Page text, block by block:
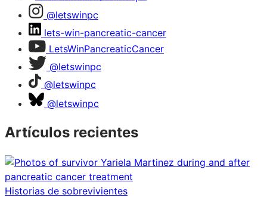
@letswinpc
lets-win-pancreatic-cancer
LetsWinPancreaticCancer
@letswinpc
@letswinpc
@letswinpc
Artículos recientes
Historias de sobrevivientes